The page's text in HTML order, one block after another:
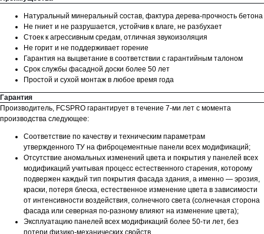
Натуральный минеральный состав, фактура дерева-прочность бетона
Не гниет и не разрушается, устойчив к влаге, не разбухает
Стоек к агрессивным средам, отличная звукоизоляция
Не горит и не поддерживает горение
Гарантия на выцветание в соответствии с гарантийным талоном
Срок службы фасадной доски более 50 лет
Простой и сухой монтаж в любое время года
Гарантия
Производитель, FCSPRO гарантирует в течение 7-ми лет с момента
производства следующее:
Соответствие по качеству и техническим параметрам
утвержденного ТУ на фиброцементные панели всех модификаций;
Отсутствие аномальных изменений цвета и покрытия у панелей всех
модификаций учитывая процесс естественного старения, которому
подвержен каждый тип покрытия фасада здания, а именно — эрозия,
краски, потеря блеска, естественное изменение цвета в зависимости
от интенсивности воздействия, солнечного света (солнечная сторона
фасада или северная по-разному влияют на изменение цвета);
Эксплуатацию панелей всех модификаций более 50-ти лет, без
потери физико-механических свойств.